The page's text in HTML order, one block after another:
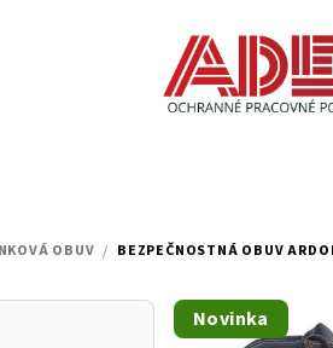
OBUV / BEZPEČNOSTNÁ OBUV
Novinka